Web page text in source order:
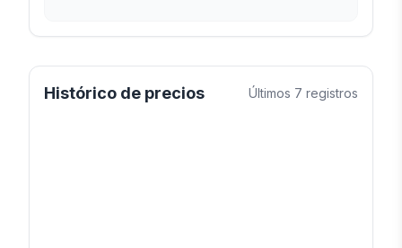
Histórico de precios Últimos 7 registros